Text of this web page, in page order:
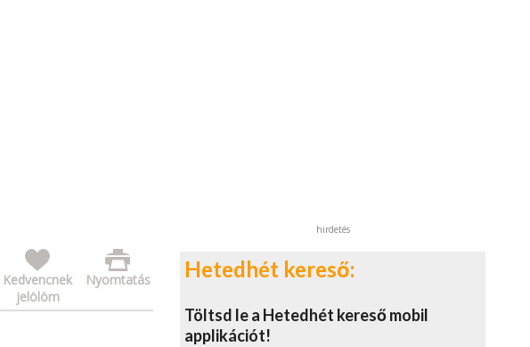
Nyomtatás
Kedvencnek
jelölöm
hirdetés
Hetedhét kereső:
Töltsd le a Hetedhét kereső mobil
applikációt!